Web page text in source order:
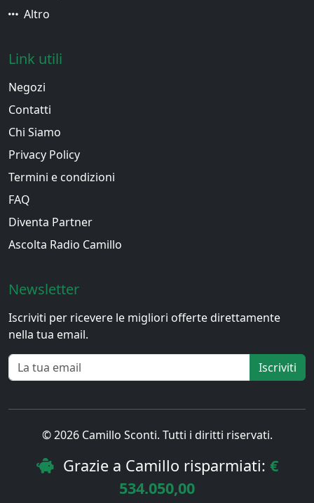
Altro
Link utili
Negozi
Contatti
Chi Siamo
Privacy Policy
Termini e condizioni
FAQ
Diventa Partner
Ascolta Radio Camillo
Newsletter
Iscriviti per ricevere le migliori offerte direttamente
nella tua email.
Iscriviti
© 2026 Camillo Sconti. Tutti i diritti riservati.
Grazie a Camillo risparmiati: €
534.050,00